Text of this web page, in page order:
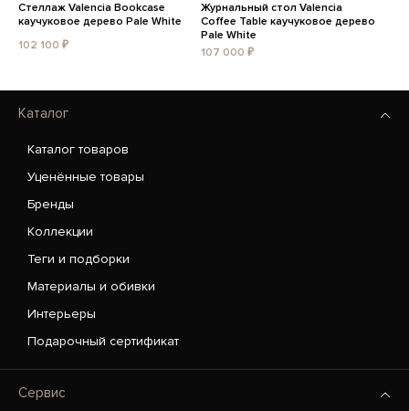
Стеллаж Valencia Bookcase
каучуковое дерево Pale White
102 100 ₽
Журнальный стол Valencia
Coffee Table каучуковое дерево
Pale White
107 000 ₽
Каталог
Каталог товаров
Уценённые товары
Бренды
Коллекции
Теги и подборки
Материалы и обивки
Интерьеры
Подарочный сертификат
Сервис